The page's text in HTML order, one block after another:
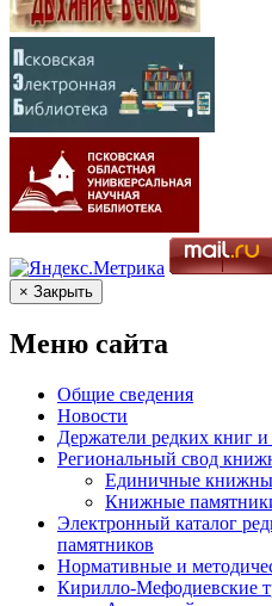
× Закрыть
Меню сайта
Общие сведения
Новости
Держатели редких книг
Региональный свод
Единичные
Книжные
Электронный каталог
памятников
Нормативные и
Кирилло-Мефодиевские